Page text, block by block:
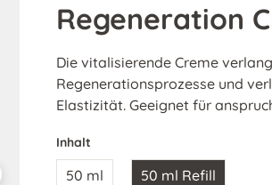
Regeneration
Die vitalisierende Creme
Regenerationsprozesse und
Elastizität. Geeignet für
Inhalt
50 ml 50 ml Refill